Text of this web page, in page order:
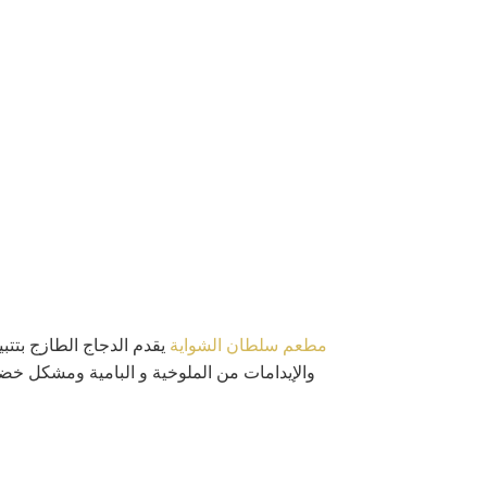
مطعم سلطان الشواية يقدم الدجاج الطازج
والإيدامات من الملوخية و البامية ومشكل